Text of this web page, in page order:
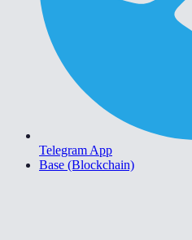
Telegram App
Base (Blockchain)